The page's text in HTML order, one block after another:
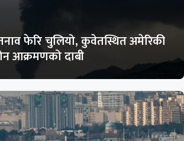
फेरि चुलियो, कुवेतस्थित अमेरिकी
आक्रमणको दाबी